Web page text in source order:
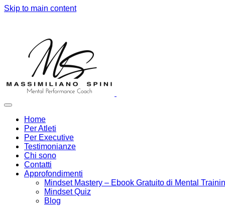
Skip to main content
Home
Per Atleti
Per Executive
Testimonianze
Chi sono
Contatti
Approfondimenti
Mindset Mastery – Ebook Gratuito di Mental
Mindset Quiz
Blog